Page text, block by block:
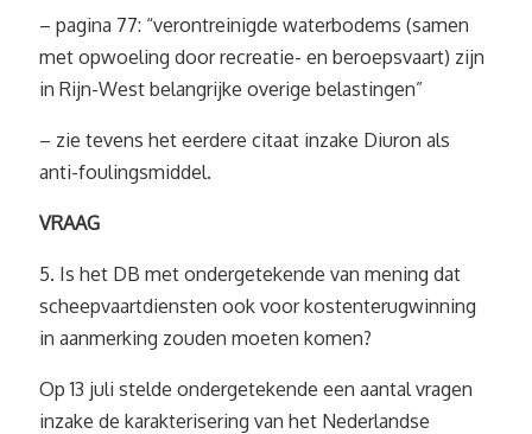
– pagina 77: “verontreinigde waterbodems (samen
met opwoeling door recreatie- en beroepsvaart) zijn
in Rijn-West belangrijke overige belastingen”
– zie tevens het eerdere citaat inzake Diuron als
anti-foulingsmiddel.
VRAAG
5. Is het DB met ondergetekende van mening dat
scheepvaartdiensten ook voor kostenterugwinning
in aanmerking zouden moeten komen?
Op 13 juli stelde ondergetekende een aantal vragen
inzake de karakterisering van het Nederlandse